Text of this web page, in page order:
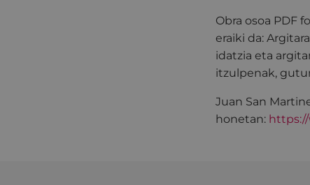
Obra osoa PDF
eraiki da:
idatzia eta
itzulpenak,
Juan San
honetan: